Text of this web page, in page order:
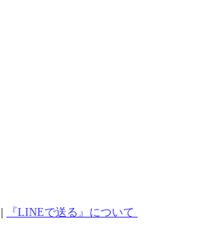
| 『LINEで送る』について